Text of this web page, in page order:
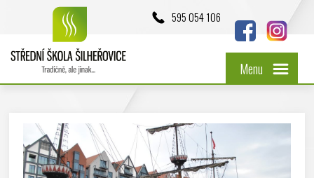
595 054 106
Menu